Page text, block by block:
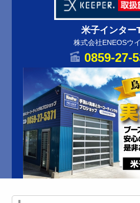
米子インター
株式会社ENEOSウ
0859-27-